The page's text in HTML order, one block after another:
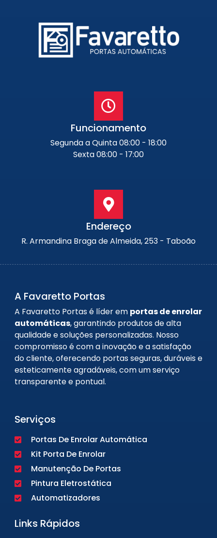
Funcionamento
Segunda a Quinta 08:00 - 18:00
Sexta 08:00 - 17:00
Endereço
R. Armandina Braga de Almeida, 253 - Taboão
A Favaretto Portas
A Favaretto Portas é líder em portas de enrolar
automáticas, garantindo produtos de alta
qualidade e soluções personalizadas. Nosso
compromisso é com a inovação e a satisfação
do cliente, oferecendo portas seguras, duráveis e
esteticamente agradáveis, com um serviço
transparente e pontual.
Serviços
Portas De Enrolar Automática
Kit Porta De Enrolar
Manutenção De Portas
Pintura Eletrostática
Automatizadores
Links Rápidos